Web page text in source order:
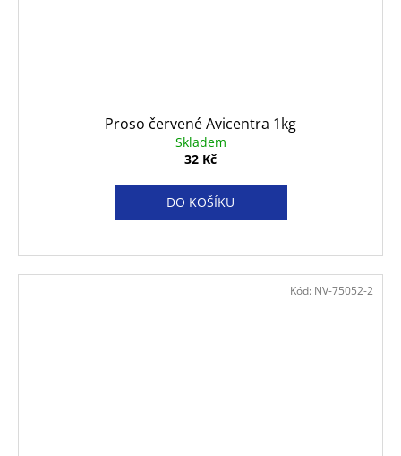
Proso červené Avicentra 1kg
Skladem
32 Kč
DO KOŠÍKU
Kód: NV-75052-2